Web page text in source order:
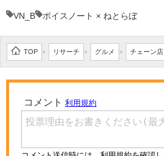
VN_B ボイスノート × ねとらぼ
TOP > リサーチ > グルメ > チェーン店